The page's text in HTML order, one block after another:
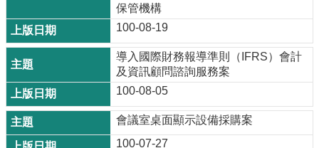
保管機構
100-08-19
導入國際財務報導準則（IFRS）會計
及資訊顧問諮詢服務案
100-08-05
會議室桌面顯示設備採購案
100-07-27